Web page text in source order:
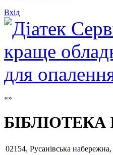
Вхід
02154, Русанівська набережна,